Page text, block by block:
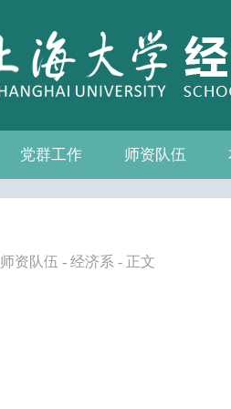
学院简介
发展历程
历任院长
党群工作
党务公开
党的建设
群众团体 工会
青联会
妇委会
退管会
学院制度
师资队伍
教师名录
人事专栏
招聘信息
博士后流动站
师资队伍 - 经济系 - 正文